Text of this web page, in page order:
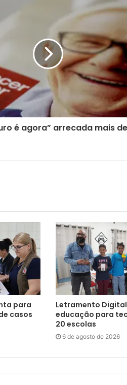
é agora” arrecada mais
para
casos
Letramento
educação para
20 escolas
6 de agosto de 2026